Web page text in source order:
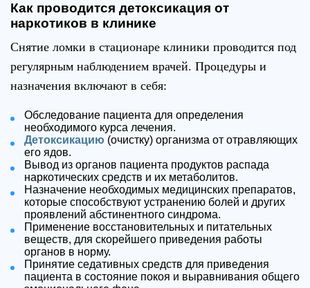
Как проводится детоксикация от
наркотиков в клинике
Снятие ломки в стационаре клиники проводится под
регулярным наблюдением врачей. Процедуры и
назначения включают в себя:
Обследование пациента для определения
необходимого курса лечения.
Детоксикацию (очистку) организма от отравляющих
его ядов.
Вывод из органов пациента продуктов распада
наркотических средств и их метаболитов.
Назначение необходимых медицинских препаратов,
которые способствуют устранению болей и других
проявлений абстинентного синдрома.
Применение восстановительных и питательных
веществ, для скорейшего приведения работы
органов в норму.
Принятие седативных средств для приведения
пациента в состояние покоя и выравнивания общего